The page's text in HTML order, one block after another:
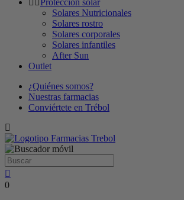
Solares Nutricionales
Solares rostro
Solares corporales
Solares infantiles
After Sun
Outlet
¿Quiénes somos?
Nuestras farmacias
Conviértete en Trébol
0